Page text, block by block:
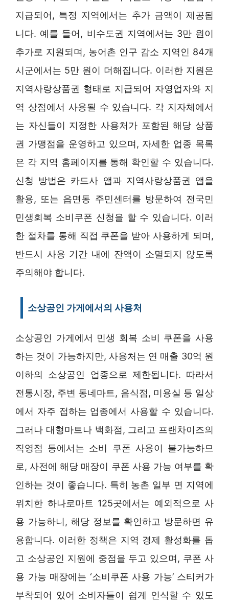
지급되어, 특정 지역에서는 추가 금액이 제공됩
니다. 예를 들어, 비수도권 지역에서는 3만 원이
추가로 지원되며, 농어촌 인구 감소 지역인 84개
시군에서는 5만 원이 더해집니다. 이러한 지원은
지역사랑상품권 형태로 지급되어 자영업자와 지
역 상점에서 사용될 수 있습니다. 각 지자체에서
는 자신들이 지정한 사용처가 포함된 해당 상품
권 가맹점을 운영하고 있으며, 자세한 업종 목록
은 각 지역 홈페이지를 통해 확인할 수 있습니다.
신청 방법은 카드사 앱과 지역사랑상품권 앱을
활용, 또는 읍면동 주민센터를 방문하여 전국민
민생회복 소비쿠폰 신청을 할 수 있습니다. 이러
한 절차를 통해 직접 쿠폰을 받아 사용하게 되며,
반드시 사용 기간 내에 잔액이 소멸되지 않도록
주의해야 합니다.
소상공인 가게에서의 사용처
소상공인 가게에서 민생 회복 소비 쿠폰을 사용
하는 것이 가능하지만, 사용처는 연 매출 30억 원
이하의 소상공인 업종으로 제한됩니다. 따라서
전통시장, 주변 동네마트, 음식점, 미용실 등 일상
에서 자주 접하는 업종에서 사용할 수 있습니다.
그러나 대형마트나 백화점, 그리고 프랜차이즈의
직영점 등에서는 소비 쿠폰 사용이 불가능하므
로, 사전에 해당 매장이 쿠폰 사용 가능 여부를 확
인하는 것이 좋습니다. 특히 농촌 일부 면 지역에
위치한 하나로마트 125곳에서는 예외적으로 사
용 가능하니, 해당 정보를 확인하고 방문하면 유
용합니다. 이러한 정책은 지역 경제 활성화를 돕
고 소상공인 지원에 중점을 두고 있으며, 쿠폰 사
용 가능 매장에는 ‘소비쿠폰 사용 가능’ 스티커가
부착되어 있어 소비자들이 쉽게 인식할 수 있도